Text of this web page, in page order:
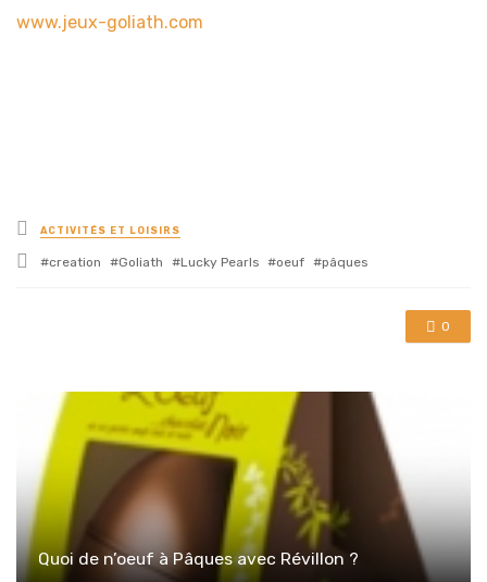
www.jeux-goliath.com
Posted
in
ACTIVITÉS ET LOISIRS
Tagged
creation Goliath Lucky Pearls oeuf pâques
0
Quoi de n’oeuf à Pâques avec Révillon ?